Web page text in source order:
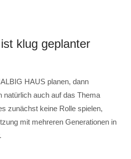
klug geplanter
HAUS planen, dann
natürlich auch auf das Thema
zunächst keine Rolle spielen,
mit mehreren Generationen in